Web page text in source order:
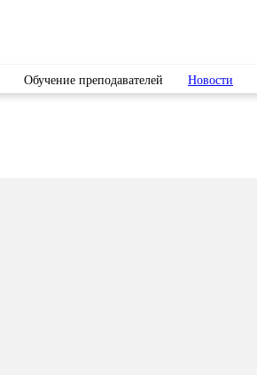
Обучение преподавателей Новости